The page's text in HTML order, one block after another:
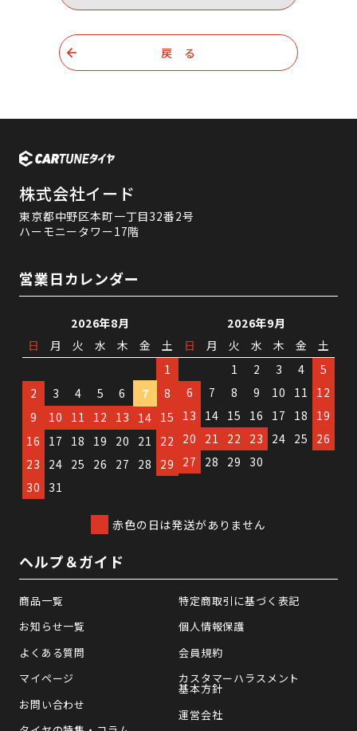
戻 る
株式会社イード
東京都中野区本町一丁目32番2号
ハーモニータワー17階
営業日カレンダー
2026年8月
日
月 火 水 木 金
土
1
2
3 4 5 6 7
8
9
10 11 12 13 14 15
16
17 18 19 20 21
22
23
24 25 26 27 28
29
30
31
2026年9月
日
月 火 水 木 金
土
1
2 3 4
5
6
7 8 9 10 11
12
13
14 15 16 17 18
19
20
21 22 23 24 25
26
27
28 29 30
赤色の日は発送がありません
ヘルプ＆ガイド
商品一覧
お知らせ一覧
よくある質問
マイページ
お問い合わせ
特定商取引に基づく表記
個人情報保護
会員規約
カスタマーハラスメント
基本方針
運営会社